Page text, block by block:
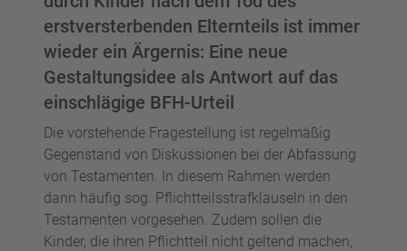
erstversterbenden Elternteils ist immer
wieder ein Ärgernis: Eine neue
Gestaltungsidee als Antwort auf das
einschlägige BFH-Urteil
Die vorstehende Fragestellung ist regelmäßig
Gegenstand von Diskussionen bei der Abfassung
von Testamenten. In diesem Rahmen werden
dann häufig sog. Pflichtteilsstrafklauseln in den
Testamenten vorgesehen. Zudem sollen die
Kinder, die ihren Pflichtteil nicht geltend machen,